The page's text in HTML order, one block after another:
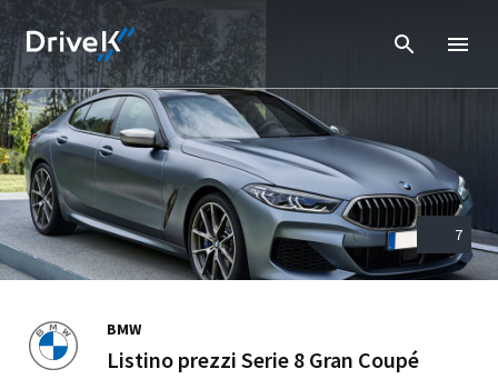
7
BMW
Listino prezzi Serie 8 Gran Coupé